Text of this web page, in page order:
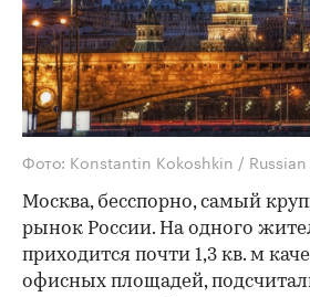
Фото: Konstantin Kokoshkin /
Москва, бесспорно, самый
рынок России. На одного
приходится почти 1,3 кв. м
офисных площадей,